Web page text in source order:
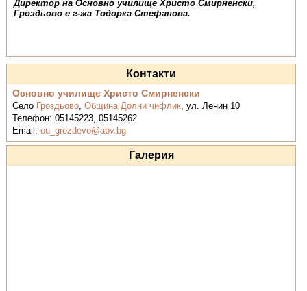
Директор на Основно училище Христо Смирненски,
Гроздьово е г-жа Тодорка Стефанова.
Контакти
Основно училище Христо Смирненски
Село Гроздьово,Община Долни чифлик,ул. Ленин 10
Телефон:05145223, 05145262
Email:ou_grozdevo@abv.bg
Галерия